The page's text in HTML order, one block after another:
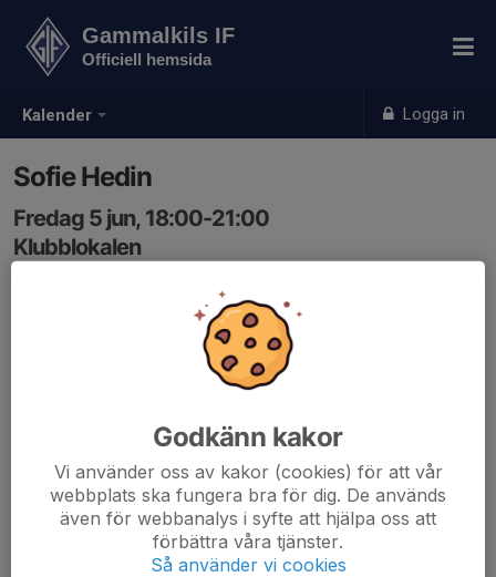
Kalender Logga in
Gammalkils IF
Officiell hemsida
Sofie Hedin
Fredag 5 jun, 18:00-21:00
Klubblokalen
Godkänn kakor
Vi använder oss av kakor (cookies) för att vår
webbplats ska fungera bra för dig. De används
även för webbanalys i syfte att hjälpa oss att
förbättra våra tjänster.
Så använder vi cookies